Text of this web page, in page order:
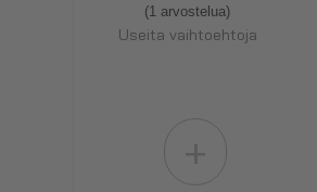
(1 arvostelua)
Useita vaihtoehtoja